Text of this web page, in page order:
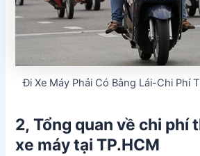
Đi Xe Máy Phải Có Bằng Lái-Chi Phí
2, Tổng quan về chi phí
xe máy tại TP.HCM